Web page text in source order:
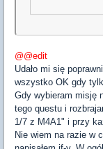
@@edit
Udało mi się
wszystko OK gdy
Gdy wybieram misję
tego questu i
1/7 z M4A1" i przy
Nie wiem na razie w